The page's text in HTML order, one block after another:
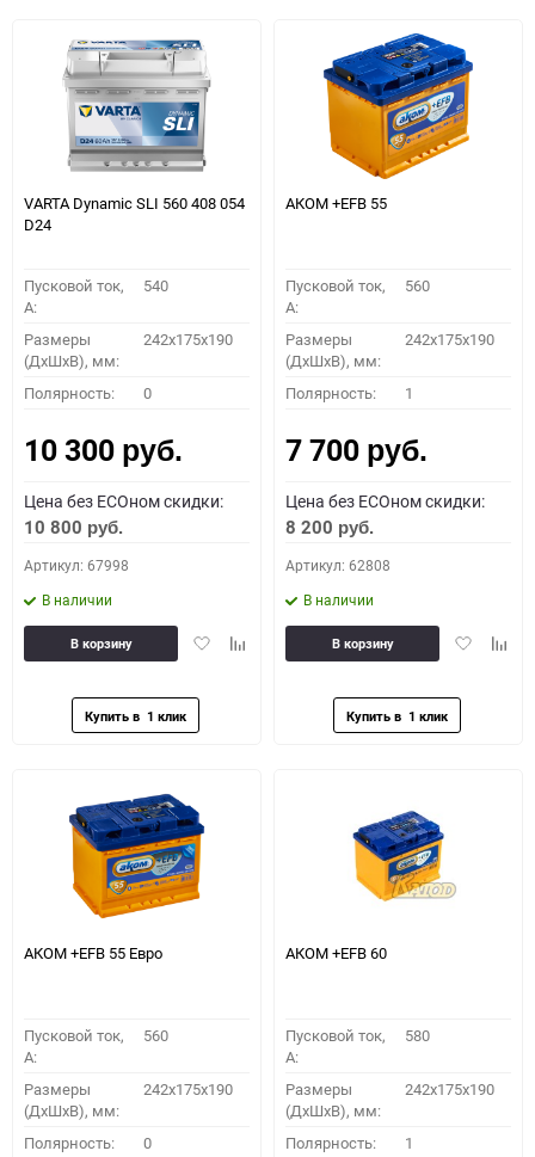
VARTA Dynamic SLI 560 408 054
D24
Пусковой ток,
A:
540
Размеры
(ДхШхВ), мм:
242x175x190
Полярность: 0
10 300 руб.
Цена без ECOном скидки:
10 800 руб.
Артикул: 67998
В наличии
ДобавитьДобавить
В корзину
АКОМ +EFB 55
Пусковой ток,
A:
560
Размеры
(ДхШхВ), мм:
242x175x190
Полярность: 1
7 700 руб.
Цена без ECOном скидки:
8 200 руб.
Артикул: 62808
В наличии
Добавить
В корзину
АКОМ +EFB 55 Евро
Пусковой ток,
A:
560
Размеры
(ДхШхВ), мм:
242x175x190
Полярность: 0
АКОМ +EFB 60
Пусковой ток,
A:
580
Размеры
(ДхШхВ), мм:
242x175x190
Полярность: 1